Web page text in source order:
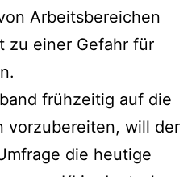
Arbeitsbereichen
zu einer Gefahr für
frühzeitig auf die
vorzubereiten, will der
die heutige